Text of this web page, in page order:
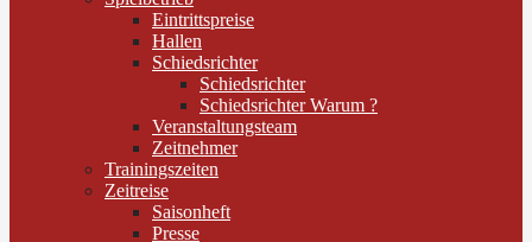
Eintrittspreise
Hallen
Schiedsrichter
Schiedsrichter
Schiedsrichter Warum ?
Veranstaltungsteam
Zeitnehmer
Trainingszeiten
Zeitreise
Saisonheft
Presse